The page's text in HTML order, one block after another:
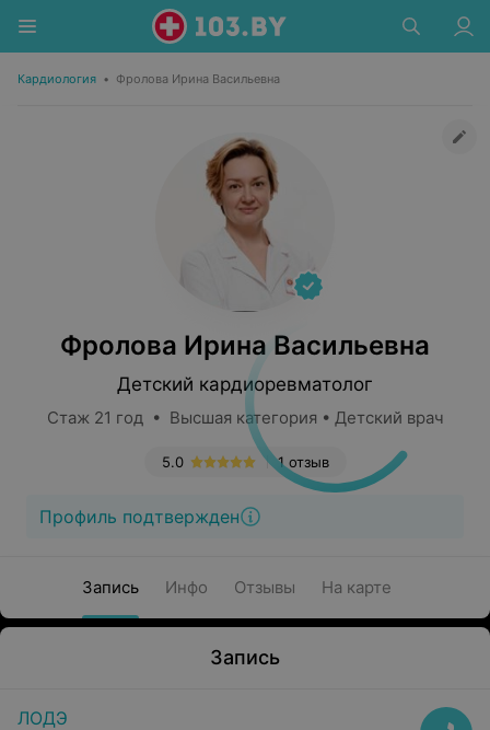
Кардиология • Фролова Ирина Васильевна
Фролова Ирина Васильевна
Детский кардиоревматолог
Стаж 21 год • Высшая категория • Детский врач
1 отзыв
5.0
Профиль подтвержден
Запись Инфо Отзывы На карте
Запись
ЛОДЭ